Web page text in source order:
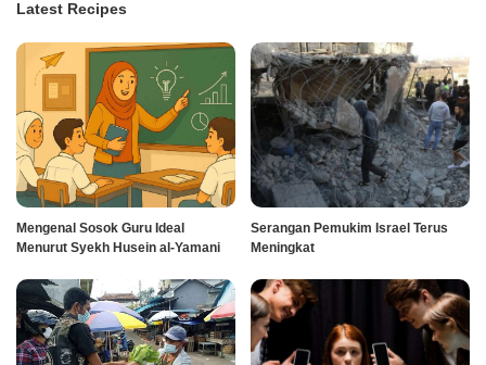
Latest Recipes
Mengenal Sosok Guru Ideal
Menurut Syekh Husein al-Yamani
Serangan Pemukim Israel Terus
Meningkat